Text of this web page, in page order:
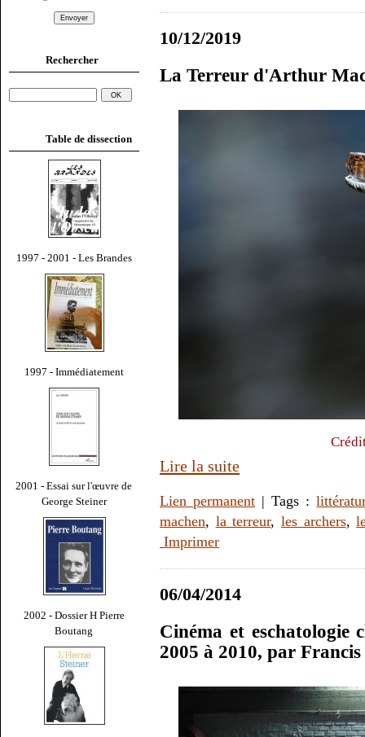
Rechercher
Table de dissection
1997 - 2001 - Les Brandes
1997 - Immédiatement
2001 - Essai sur l'œuvre de
George Steiner
2002 - Dossier H Pierre
Boutang
10/12/2019
La Terreur d'Arthur
Lire la suite
Lien permanent | Tags :
machen, la terreur, les archers,
Imprimer
06/04/2014
Cinéma et eschatologie
2005 à 2010, par